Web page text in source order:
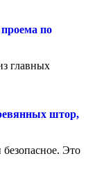
по
главных
штор,
безопасное. Это